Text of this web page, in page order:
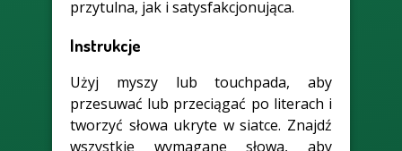
przytulna, jak i satysfakcjonująca.
Instrukcje
Użyj myszy lub touchpada, aby
przesuwać lub przeciągać po literach i
tworzyć słowa ukryte w siatce. Znajdź
wszystkie wymagane słowa, aby